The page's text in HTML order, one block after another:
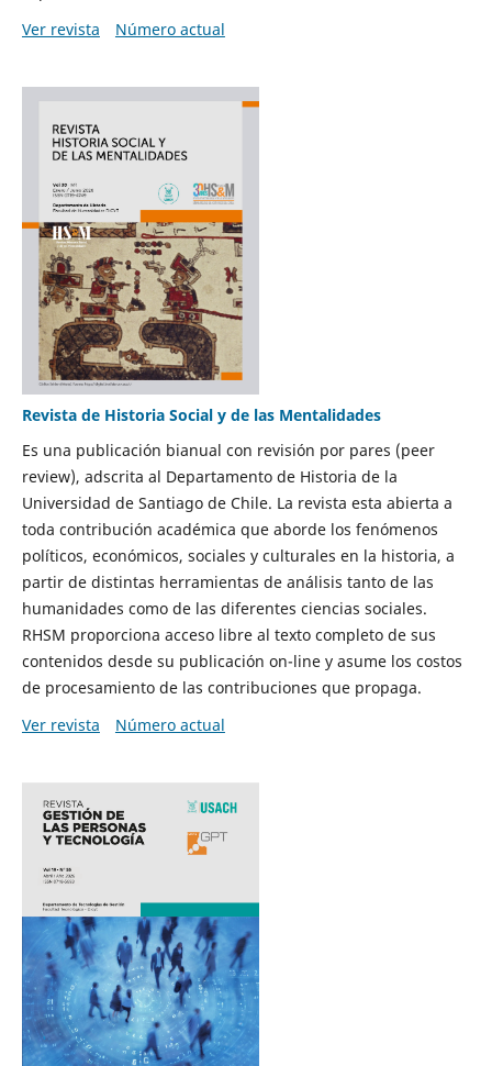
Ver revista
Número actual
Revista de Historia Social y de las Mentalidades
Es una publicación bianual con revisión por pares (peer
review), adscrita al Departamento de Historia de la
Universidad de Santiago de Chile. La revista esta abierta a
toda contribución académica que aborde los fenómenos
políticos, económicos, sociales y culturales en la historia, a
partir de distintas herramientas de análisis tanto de las
humanidades como de las diferentes ciencias sociales.
RHSM proporciona acceso libre al texto completo de sus
contenidos desde su publicación on-line y asume los costos
de procesamiento de las contribuciones que propaga.
Ver revista
Número actual